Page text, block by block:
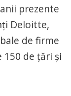
prezente
Deloitte,
de firme
150 de ţări şi